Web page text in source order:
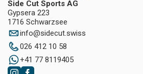
Side Cut Sports AG
Gypsera 223
1716 Schwarzsee
info@sidecut.swiss
026 412 10 58
+41 77 8119405